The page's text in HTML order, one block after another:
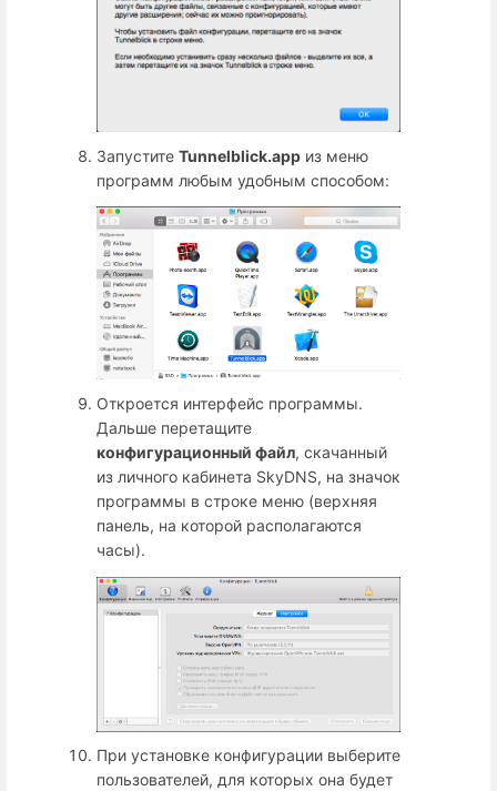
Запустите Tunnelblick.app из меню
программ любым удобным способом:
Откроется интерфейс программы.
Дальше перетащите
конфигурационный файл, скачанный
из личного кабинета SkyDNS, на значок
программы в строке меню (верхняя
панель, на которой располагаются
часы).
При установке конфигурации выберите
пользователей, для которых она будет